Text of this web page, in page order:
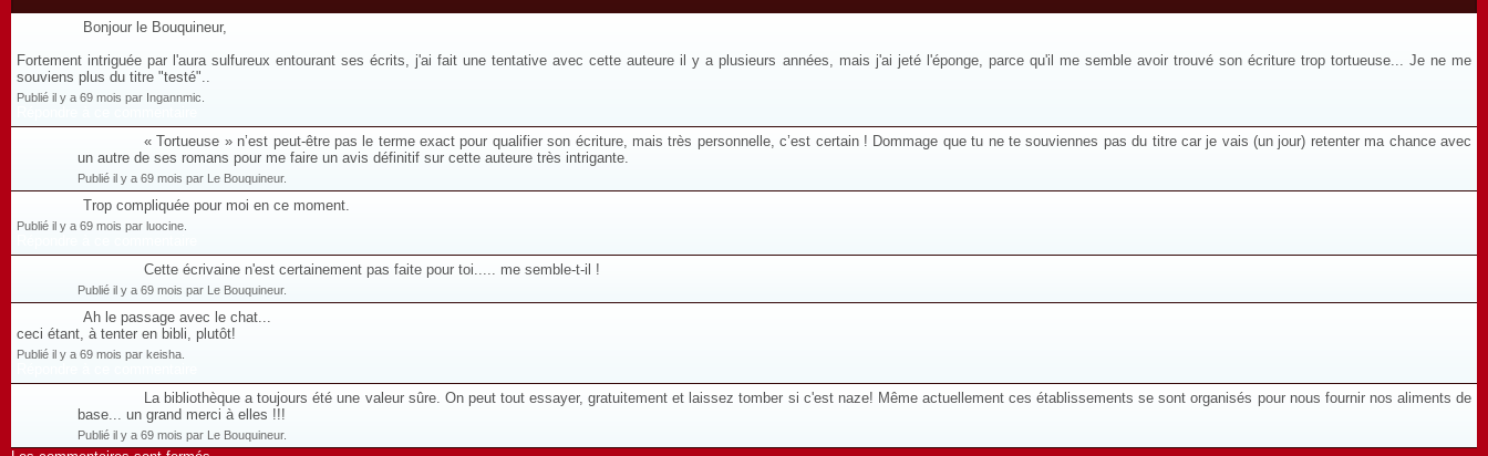
Bonjour le Bouquineur,
Fortement intriguée par l'aura sulfureux entourant ses écrits, j'ai fait une tentative avec cette auteure il y a plusieurs années, mais j'ai jeté l'éponge, parce qu'il me semble avoir trouvé son écriture trop tortueuse... Je ne me
souviens plus du titre "testé"..
Publié il y a 69 mois par Ingannmic.
« Tortueuse » n’est peut-être pas le terme exact pour qualifier son écriture, mais très personnelle, c’est certain ! Dommage que tu ne te souviennes pas du titre car je vais (un jour) retenter ma chance avec
un autre de ses romans pour me faire un avis définitif sur cette auteure très intrigante.
Publié il y a 69 mois par Le Bouquineur.
Trop compliquée pour moi en ce moment.
Publié il y a 69 mois par luocine.
Cette écrivaine n'est certainement pas faite pour toi..... me semble-t-il !
Publié il y a 69 mois par Le Bouquineur.
Ah le passage avec le chat...
ceci étant, à tenter en bibli, plutôt!
Publié il y a 69 mois par keisha.
La bibliothèque a toujours été une valeur sûre. On peut tout essayer, gratuitement et laissez tomber si c'est naze! Même actuellement ces établissements se sont organisés pour nous fournir nos aliments de
base... un grand merci à elles !!!
Publié il y a 69 mois par Le Bouquineur.